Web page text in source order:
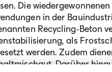
Die
in der
Recycling-Beton
als
werden. Zudem
Darüber